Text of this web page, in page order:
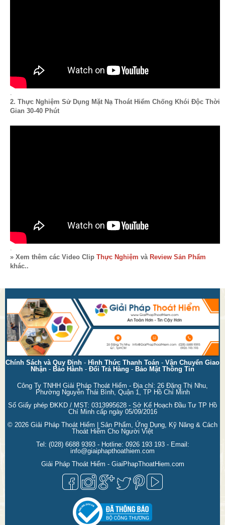
.
2. Thực Nghiệm Sử Dụng Mặt Nạ Thoát Hiểm Chống Khói Độc Thời
Gian 30-40 Phút
.
» Xem thêm các Video Clip Thực Nghiệm và Review Sản Phẩm
khác..
Chính Sách và Quy Định - Hình Thức Thanh Toán - Vận Chuyển Giao
Nhận - Bảo Hành - Đổi Trả Hàng - Bảo Mật Thông Tin
Công Ty TNHH Giải Pháp Thoát Hiểm - Địa chỉ: 26 Đặng Thị Nhu,
Phường Nguyễn Thái Bình, Quận 1, TP Hồ Chí Minh
Số Giấy phép ĐKKD / MST: 0313995628 - Sở Kế Hoạch Đầu Tư TP Hồ
Chí Minh cấp ngày 05/09/2016
© 2026 Giải Pháp Thoát Hiểm | Sản Phẩm, Ứng Dụng, Kỹ Năng & Cách
Thoát Hiểm Cho Người Việt
Tel: (028) 6688 9393- Hotline: 0926 193 193- Email:
info@giaiphapthoathiem.com
Giải Pháp Thoát Hiểm - GiaiPhapThoatHiem.com